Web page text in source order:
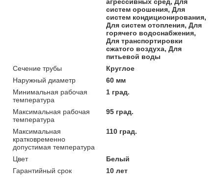
агрессивных сред, Для
систем орошения, Для
систем кондиционирования,
Для систем отопления, Для
горячего водоснабжения,
Для транспортировки
сжатого воздуха, Для
питьевой воды
Сечение трубы
Круглое
Наружный диаметр
60 мм
Минимальная рабочая
температура
1 град.
Максимальная рабочая
температура
95 град.
Максимальная
кратковременно
допустимая температура
110 град.
Цвет
Белый
Гарантийный срок
10 лет